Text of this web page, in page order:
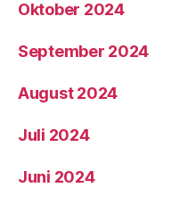
Oktober 2024
September 2024
August 2024
Juli 2024
Juni 2024